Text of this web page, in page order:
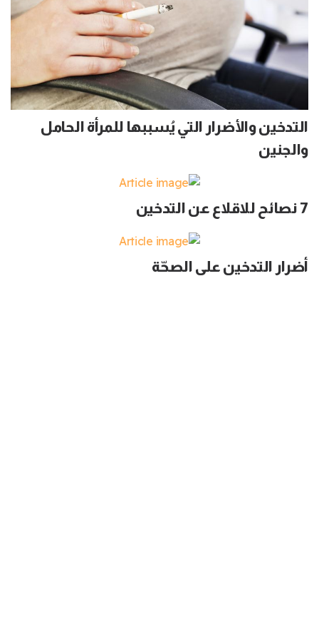
التدخين والأضرار التي يُسببها للمرأة الحامل
والجنين
7 نصائح للاقلاع عن التدخين
أضرار التدخين على الصحّة